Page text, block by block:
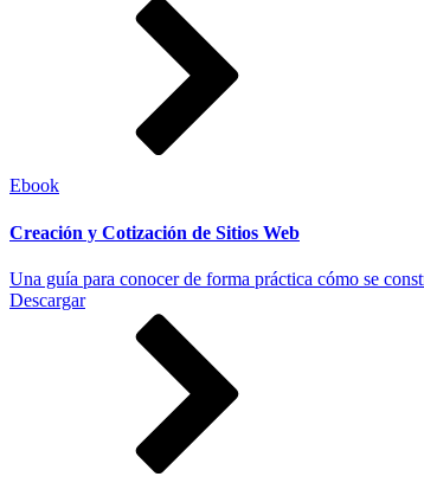
Ebook
Creación y Cotización de Sitios Web
Una guía para conocer de forma práctica cómo se
Descargar